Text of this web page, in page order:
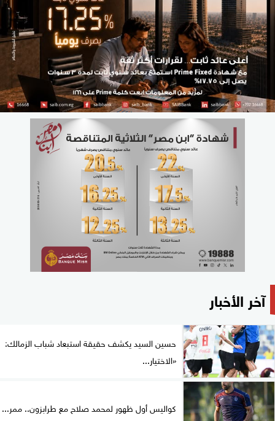
آخر الأخبار
حسين السيد يكشف حقيقة استبعاد شباب الزمالك:
«الاختيار...
كواليس أول ظهور لمحمد صلاح مع طرابزون.. ممر...